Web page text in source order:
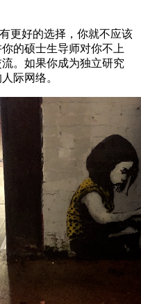
好的选择，你就不应该
的硕士生导师对你不上
。如果你成为独立研究
际网络。